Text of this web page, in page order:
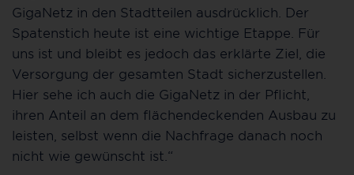
GigaNetz in den Stadtteilen ausdrücklich. Der
Spatenstich heute ist eine wichtige Etappe. Für
uns ist und bleibt es jedoch das erklärte Ziel, die
Versorgung der gesamten Stadt sicherzustellen.
Hier sehe ich auch die GigaNetz in der Pflicht,
ihren Anteil an dem flächendeckenden Ausbau zu
leisten, selbst wenn die Nachfrage danach noch
nicht wie gewünscht ist.“